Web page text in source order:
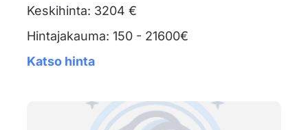
Keskihinta: 3204 €
Hintajakauma: 150 - 21600€
Katso hinta